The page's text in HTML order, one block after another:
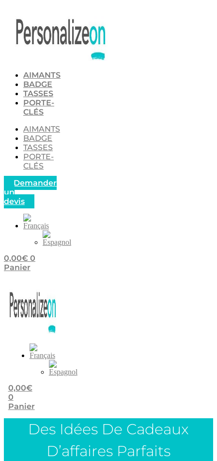
contenu
AIMANTS
BADGE
TASSES
PORTE-
CLÉS
AIMANTS
BADGE
TASSES
PORTE-
CLÉS
Demander
un
devis
0,00€ 0
Panier
0,00€
0
Panier
Des Idées De Cadeaux
D’affaires Parfaits